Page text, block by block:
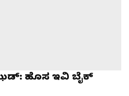
ಹೊಸ ಇವಿ ಬೈಕ್